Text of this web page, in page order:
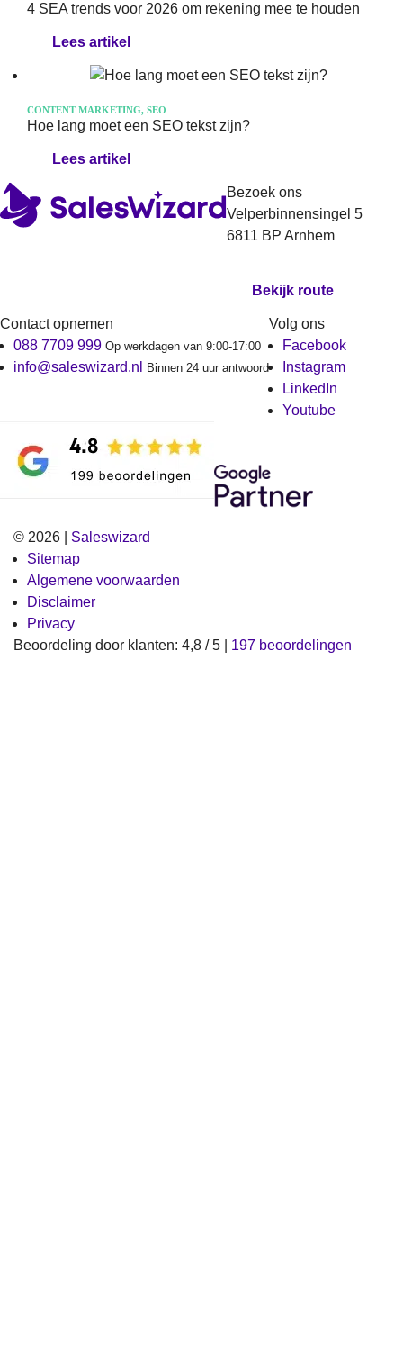
4 SEA trends voor 2026 om rekening mee te houden
Lees artikel
CONTENT MARKETING, SEO
Hoe lang moet een SEO tekst zijn?
Lees artikel
Bezoek ons
Velperbinnensingel 5
6811 BP Arnhem
Bekijk route
Contact opnemen
088 7709 999 Op werkdagen van 9:00-17:00
info@saleswizard.nl Binnen 24 uur antwoord
Volg ons
Facebook
Instagram
LinkedIn
Youtube
© 2026 | Saleswizard
Sitemap
Algemene voorwaarden
Disclaimer
Privacy
Beoordeling door klanten: 4,8 /5 197 beoordelingen